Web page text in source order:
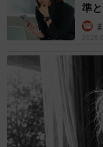
級生のカゲプチに
なカゲプチからは
は、授業中も絵し
それからぬこー様
と50個のボールを
準